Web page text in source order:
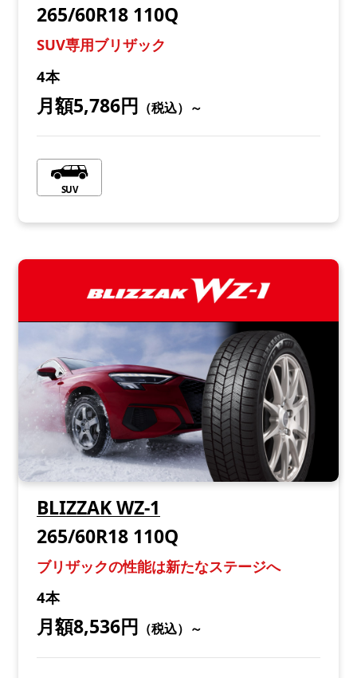
265/60R18 110Q
SUV専用ブリザック
4本
月額5,786円 （税込）～
SUV
BLIZZAK WZ-1
265/60R18 110Q
ブリザックの性能は新たなステージへ
4本
月額8,536円 （税込）～